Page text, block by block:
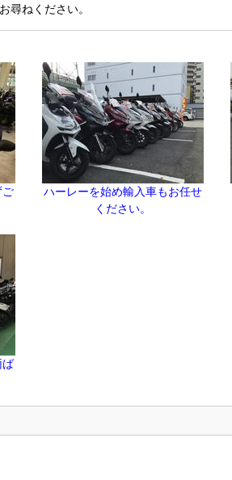
尋ねください。
ご
ハーレーを始め輸入車もお任せ
ください。
ば